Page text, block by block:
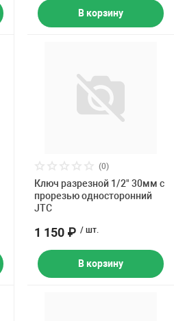
В корзину
(0)
Ключ разрезной 1/2" 30мм с
прорезью односторонний
JTC
1 150 ₽ / шт.
В корзину